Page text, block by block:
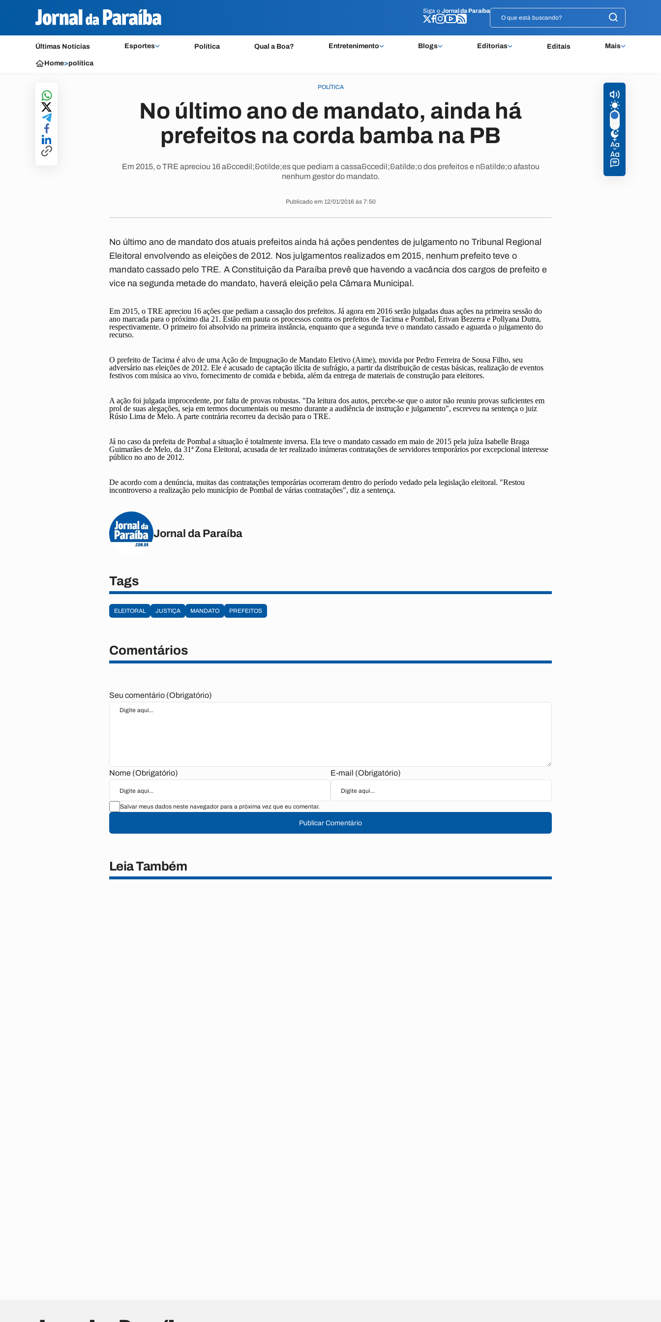
Siga o Jornal da Paraíba
Últimas Notícias Esportes Política Qual a Boa? Entretenimento Blogs Editorias Editais Mais
Siga o Jornal da Paraíba
Home>política
POLÍTICA
No último ano de mandato, ainda há
prefeitos na corda bamba na PB
Em 2015, o TRE apreciou 16 a&ccedil;&otilde;es que pediam a cassa&ccedil;&atilde;o dos prefeitos e n&atilde;o afastou
nenhum gestor do mandato.
Publicado em 12/01/2016 às 7:50
No último ano de mandato dos atuais prefeitos ainda há ações pendentes de julgamento no Tribunal Regional
Eleitoral envolvendo as eleições de 2012. Nos julgamentos realizados em 2015, nenhum prefeito teve o
mandato cassado pelo TRE. A Constituição da Paraíba prevê que havendo a vacância dos cargos de prefeito e
vice na segunda metade do mandato, haverá eleição pela Câmara Municipal.
Em 2015, o TRE apreciou 16 ações que pediam a cassação dos prefeitos. Já agora em 2016 serão julgadas duas ações na primeira sessão do
ano marcada para o próximo dia 21. Estão em pauta os processos contra os prefeitos de Tacima e Pombal, Erivan Bezerra e Pollyana Dutra,
respectivamente. O primeiro foi absolvido na primeira instância, enquanto que a segunda teve o mandato cassado e aguarda o julgamento do
recurso.
O prefeito de Tacima é alvo de uma Ação de Impugnação de Mandato Eletivo (Aime), movida por Pedro Ferreira de Sousa Filho, seu
adversário nas eleições de 2012. Ele é acusado de captação ilícita de sufrágio, a partir da distribuição de cestas básicas, realização de eventos
festivos com música ao vivo, fornecimento de comida e bebida, além da entrega de materiais de construção para eleitores.
A ação foi julgada improcedente, por falta de provas robustas. "Da leitura dos autos, percebe-se que o autor não reuniu provas suficientes em
prol de suas alegações, seja em termos documentais ou mesmo durante a audiência de instrução e julgamento", escreveu na sentença o juiz
Rúsio Lima de Melo. A parte contrária recorreu da decisão para o TRE.
Já no caso da prefeita de Pombal a situação é totalmente inversa. Ela teve o mandato cassado em maio de 2015 pela juíza Isabelle Braga
Guimarães de Melo, da 31ª Zona Eleitoral, acusada de ter realizado inúmeras contratações de servidores temporários por excepcional interesse
público no ano de 2012.
De acordo com a denúncia, muitas das contratações temporárias ocorreram dentro do período vedado pela legislação eleitoral. "Restou
incontroverso a realização pelo município de Pombal de várias contratações", diz a sentença.
Jornal da Paraíba
Tags
ELEITORAL JUSTIÇA MANDATO PREFEITOS
Comentários
Seu comentário (Obrigatório)
Nome (Obrigatório) E-mail (Obrigatório)
Salvar meus dados neste navegador para a próxima vez que eu comentar.
Publicar Comentário
Leia Também